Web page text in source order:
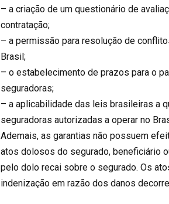
–a criação de um questionário de
contratação;
– a permissão para resolução de
Brasil;
– o estabelecimento de prazos para o
seguradoras;
– a aplicabilidade das leis brasileiras a
seguradoras autorizadas a operar no
Ademais, as garantias não possuem
atos dolosos do segurado, beneficiário
pelo dolo recai sobre o segurado. Os
indenização em razão dos danos